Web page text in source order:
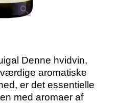
Denne hvidvin,
aromatiske
er det essentielle
med aromaer af